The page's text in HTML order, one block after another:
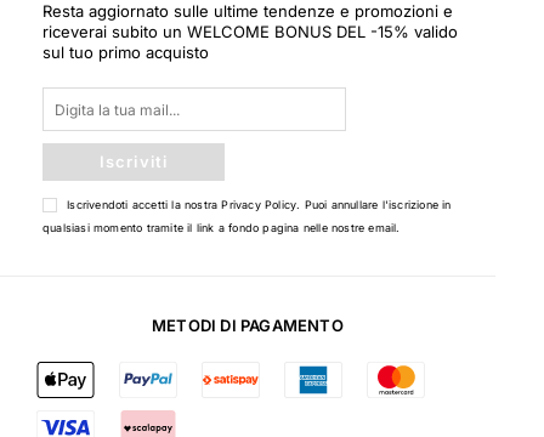
Resta aggiornato sulle ultime tendenze e promozioni e
riceverai subito un WELCOME BONUS DEL -15% valido
sul tuo primo acquisto
Iscriviti
Iscrivendoti accetti la nostraPrivacy Policy . Puoi annullare l'iscrizione in
qualsiasi momento tramite il link a fondo pagina nelle nostre email.
METODI DI PAGAMENTO